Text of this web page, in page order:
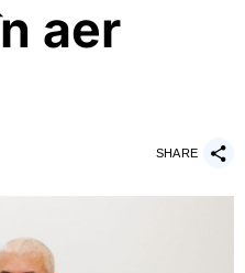
aer
SHARE